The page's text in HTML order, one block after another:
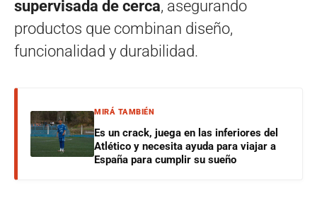
supervisada de cerca, asegurando
productos que combinan diseño,
funcionalidad y durabilidad.
MIRÁ TAMBIÉN
Es un crack, juega en las inferiores del
Atlético y necesita ayuda para viajar a
España para cumplir su sueño